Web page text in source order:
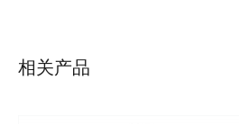
相关产品